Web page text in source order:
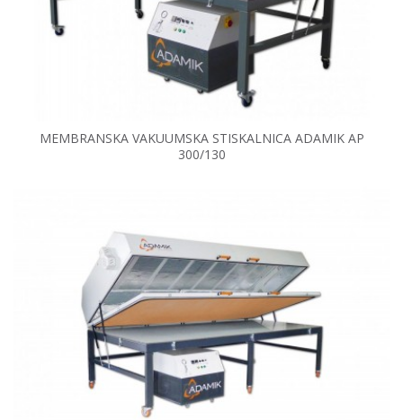
MEMBRANSKA VAKUUMSKA STISKALNICA ADAMIK AP
300/130